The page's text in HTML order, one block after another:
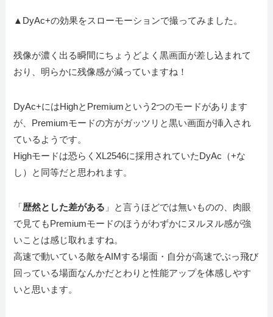
▲DyAc+の効果をスローモーションで撮ってみました。
残像が濃く出る瞬間にちょうどよく黒画面が差し込まれて
おり、明らかに残像感が減っていますね！
DyAc+にはHighとPremiumという2つのモードがあります
が、Premiumモードの方がガッツリと黒い画面が挿入され
ているようです。
Highモードは恐らくXL2546に採用されていたDyAc（+な
し）と同等だと思われます。
「歴然とした差がある 」と言うほどでは無いものの、肉眼
で見てもPremiumモードのほうがわずかにヌルヌル感が強
いことは感じ取れますね。
高速で動いている敵をAIMする場面・自分が高速でぶっ飛び
回っている場面なんかだとわりと性能アップを体感しやす
いと思います。